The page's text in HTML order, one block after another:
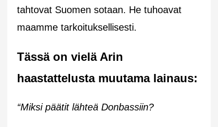
tahtovat Suomen sotaan. He tuhoavat
maamme tarkoituksellisesti.
Tässä on vielä Arin
haastattelusta muutama lainaus:
“Miksi päätit lähteä Donbassiin?